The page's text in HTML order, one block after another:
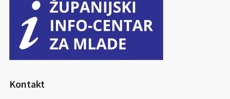
Kontakt